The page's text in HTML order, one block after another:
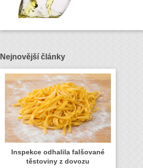
Nejnovější články
Inspekce odhalila falšované
těstoviny z dovozu